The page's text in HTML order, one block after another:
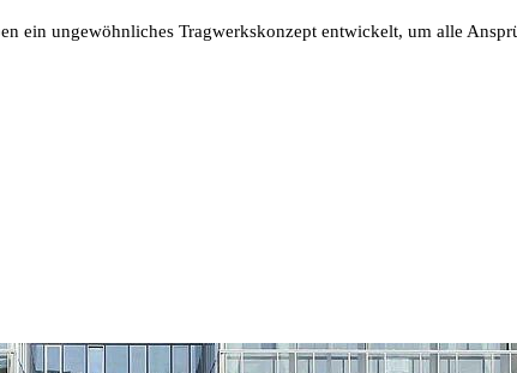
ein ungewöhnliches Tragwerkskonzept entwickelt, um alle